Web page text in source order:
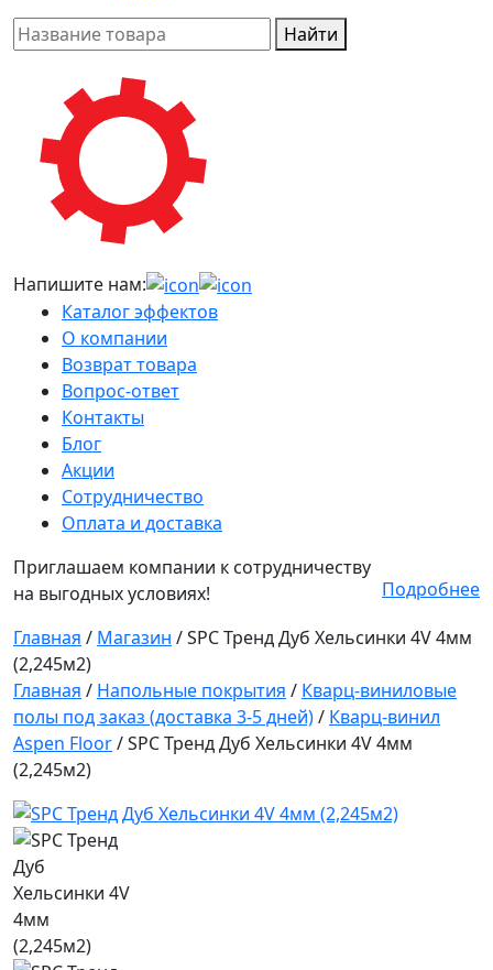
Найти
Напишите нам:
Каталог эффектов
О компании
Возврат товара
Вопрос-ответ
Контакты
Блог
Акции
Сотрудничество
Оплата и доставка
Приглашаем компании к сотрудничеству
на выгодных условиях!
Подробнее
Главная / Магазин /SPC Тренд Дуб Хельсинки 4V 4мм
(2,245м2)
Главная / Напольные покрытия / Кварц-виниловые
полы под заказ (доставка 3-5 дней)/ Кварц-винил
Aspen Floor/ SPC Тренд Дуб Хельсинки 4V 4мм
(2,245м2)